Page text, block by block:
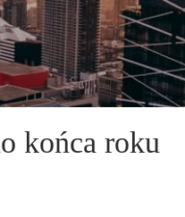
końca roku